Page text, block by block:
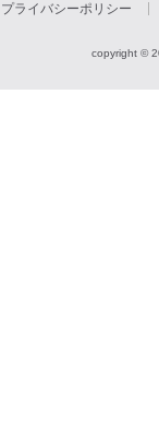
プライバシーポリシー
copyright ©